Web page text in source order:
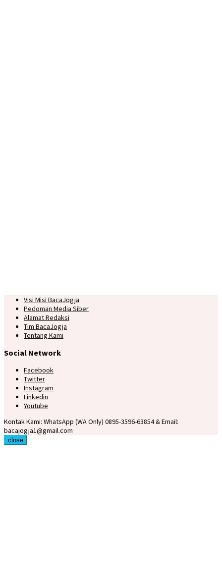
Visi Misi BacaJogja
Pedoman Media Siber
Alamat Redaksi
Tim BacaJogja
Tentang Kami
Social Network
Facebook
Twitter
Instagram
Linkedin
Youtube
Kontak Kami: WhatsApp (WA Only) 0895-3596-63854 & Email:
bacajogja1@gmail.com
close